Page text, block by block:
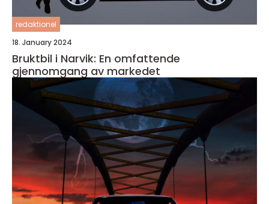
redaktionel
18. January 2024
Bruktbil i Narvik: En omfattende
gjennomgang av markedet